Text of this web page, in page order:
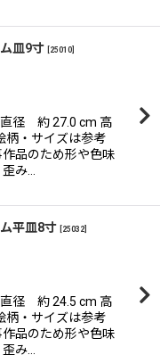
皿9寸 25010
径 約 27.0 cm 高
・サイズは参考
品のため形や色味
歪み…
平皿8寸 25032
径 約 24.5 cm 高
・サイズは参考
品のため形や色味
歪み…